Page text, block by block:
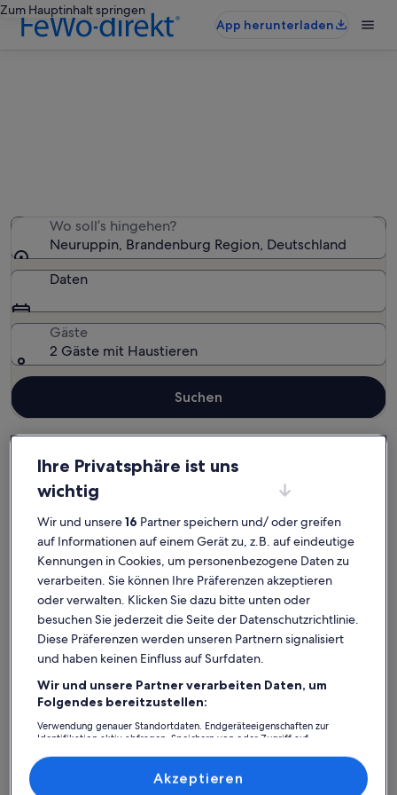
Zum Hauptinhalt springen
App herunterladen
Wo soll’s hingehen?
Neuruppin, Brandenburg Region, Deutschland
Daten
Gäste
2 Gäste mit Haustieren
Suchen
Haustierfreundliche Ferienunterkünfte in Neuruppin
Neuruppin: Entdecke
haustierfreundliche
Ferienunterkünfte
Weitere Infos zu Ferienhaus 'Ferienwohnung Neuruppin'
Weitere
Ihre Privatsphäre ist uns
wichtig
Wir und unsere16 Partner speichern und/ oder greifen
auf Informationen auf einem Gerät zu, z.B. auf eindeutige
Kennungen in Cookies, um personenbezogene Daten zu
verarbeiten. Sie können Ihre Präferenzen akzeptieren
oder verwalten. Klicken Sie dazu bitte unten oder
besuchen Sie jederzeit die Seite der Datenschutzrichtlinie.
Diese Präferenzen werden unseren Partnern signalisiert
und haben keinen Einfluss auf Surfdaten.
Wir und unsere Partner verarbeiten Daten, um
Folgendes bereitzustellen:
Verwendung genauer Standortdaten. Endgeräteeigenschaften zur
Identifikation aktiv abfragen. Speichern von oder Zugriff auf
Inhalte, Messung von Werbeleistung und der Performance von Inhalten,
Zielgruppenforschung sowie Entwicklung und Verbesserung von
Akzeptieren